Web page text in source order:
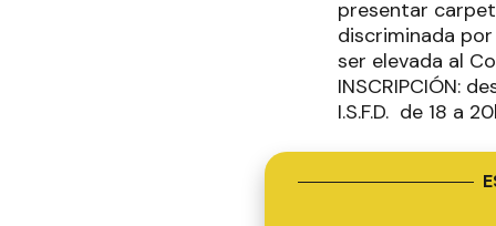
presentar
discriminada
ser elevada al
INSCRIPCIÓN:
I.S.F.D. de 18 a